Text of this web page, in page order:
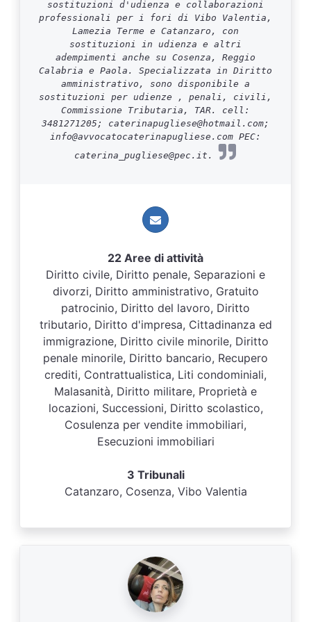
sostituzioni d'udienza e collaborazioni
professionali per i fori di Vibo Valentia,
Lamezia Terme e Catanzaro, con
sostituzioni in udienza e altri
adempimenti anche su Cosenza, Reggio
Calabria e Paola. Specializzata in Diritto
amministrativo, sono disponibile a
sostituzioni per udienze , penali, civili,
Commissione Tributaria, TAR. cell:
3481271205; caterinapugliese@hotmail.com;
info@avvocatocaterinapugliese.com PEC:
caterina_pugliese@pec.it.
22 Aree di attività
Diritto civile, Diritto penale, Separazioni e
divorzi, Diritto amministrativo, Gratuito
patrocinio, Diritto del lavoro, Diritto
tributario, Diritto d'impresa, Cittadinanza ed
immigrazione, Diritto civile minorile, Diritto
penale minorile, Diritto bancario, Recupero
crediti, Contrattualistica, Liti condominiali,
Malasanità, Diritto militare, Proprietà e
locazioni, Successioni, Diritto scolastico,
Cosulenza per vendite immobiliari,
Esecuzioni immobiliari
3 Tribunali
Catanzaro, Cosenza, Vibo Valentia